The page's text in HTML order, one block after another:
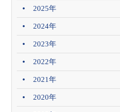
2025年
2024年
2023年
2022年
2021年
2020年